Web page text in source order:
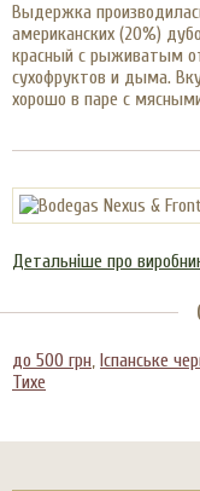
Выдержка
американских (20%)
красный с рыживатым
сухофруктов и дыма.
хорошо в паре с
Детальніше про
до 500 грн, Іспанське
Тихе